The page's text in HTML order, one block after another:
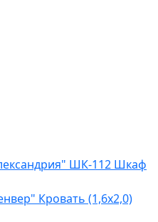
ШК-112 Шкаф
Кровать (1,6х2,0)